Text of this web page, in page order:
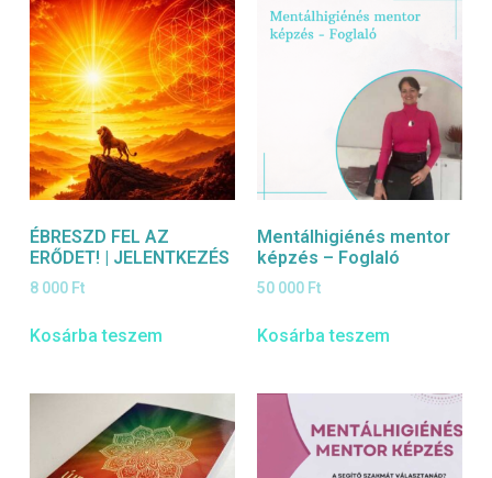
ÉBRESZD FEL AZ
ERŐDET! | JELENTKEZÉS
8 000 Ft
Kosárba teszem
Mentálhigiénés mentor
képzés – Foglaló
50 000 Ft
Kosárba teszem